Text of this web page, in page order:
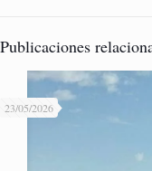
Publicaciones
23/05/2026